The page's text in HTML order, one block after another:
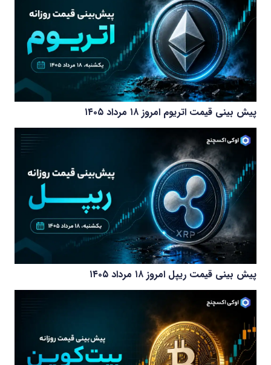
پیش بینی قیمت اتریوم امروز ۱۸ مرداد ۱۴۰۵
پیش بینی قیمت ریپل امروز ۱۸ مرداد ۱۴۰۵